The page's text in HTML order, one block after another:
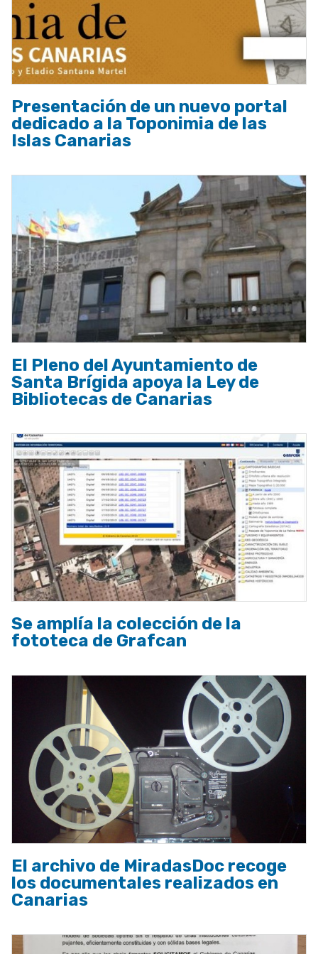
Presentación de un nuevo portal
dedicado a la Toponimia de las
Islas Canarias
El Pleno del Ayuntamiento de
Santa Brígida apoya la Ley de
Bibliotecas de Canarias
Se amplía la colección de la
fototeca de Grafcan
El archivo de MiradasDoc recoge
los documentales realizados en
Canarias